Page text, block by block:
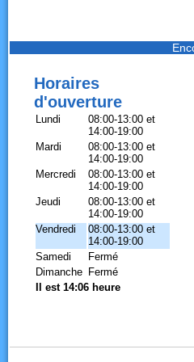
Horaires
d'ouverture
Lundi
08:00-13:00 et
14:00-19:00
Mardi
08:00-13:00 et
14:00-19:00
Mercredi
08:00-13:00 et
14:00-19:00
Jeudi
08:00-13:00 et
14:00-19:00
Vendredi
08:00-13:00 et
14:00-19:00
Samedi
Fermé
Dimanche
Fermé
Il est 14:06 heure